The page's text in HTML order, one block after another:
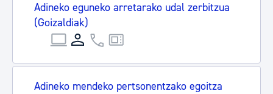
Adineko eguneko arretarako udal zerbitzua
(Goizaldiak)
Adineko mendeko pertsonentzako egoitza